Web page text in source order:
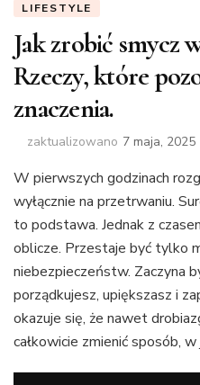
LIFESTYLE
Jak zrobić smycz
Rzeczy, które
znaczenia.
zaktualizowano 7 maja, 2025
W pierwszych godzinach
wyłącznie na przetrwaniu.
to podstawa. Jednak z
oblicze. Przestaje być tylko
niebezpieczeństw. Zaczyna
porządkujesz, upiększasz i
okazuje się, że nawet
całkowicie zmienić sposób,